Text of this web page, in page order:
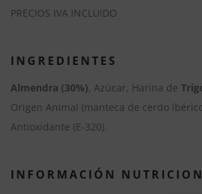
l
e
v
PRECIOS IVA INCLUIDO
INGREDIENTES
Almendra (30%), Azúcar, Harina de
Origen Animal (manteca de cerdo
Antioxidante (E-320).
INFORMACIÓN